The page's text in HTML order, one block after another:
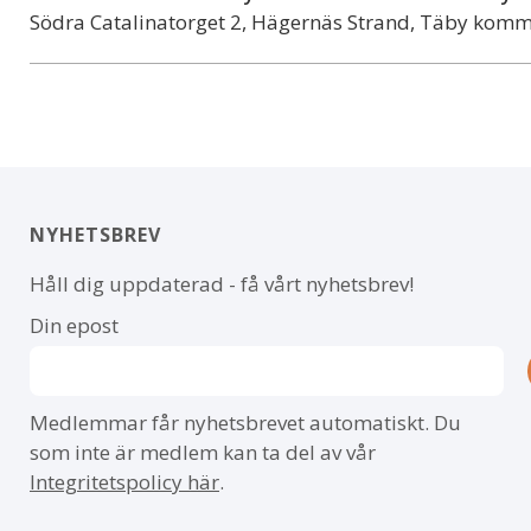
Södra Catalinatorget 2, Hägernäs Strand, Täby
NYHETSBREV
Håll dig uppdaterad - få vårt nyhetsbrev!
Din epost
Medlemmar får nyhetsbrevet automatiskt. Du
som inte är medlem kan ta del av vår
Integritetspolicy här.